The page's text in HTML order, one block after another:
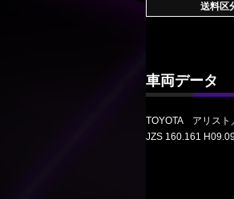
送料区
車両データ
TOYOTA アリスト
JZS 160.161